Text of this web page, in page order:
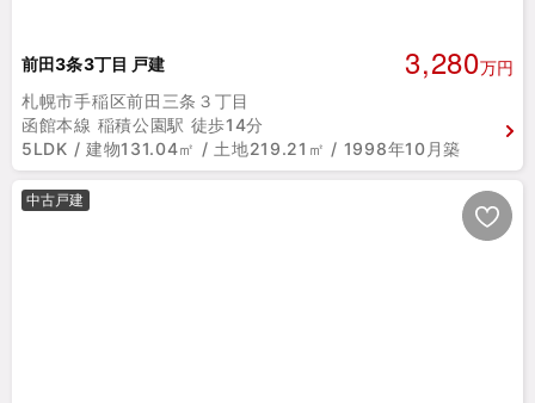
前田3条3丁目 戸建 3,280万円
札幌市手稲区前田三条３丁目
函館本線 稲積公園駅 徒歩14分
5LDK / 建物131.04㎡ / 土地219.21㎡ / 1998年10月築
中古戸建